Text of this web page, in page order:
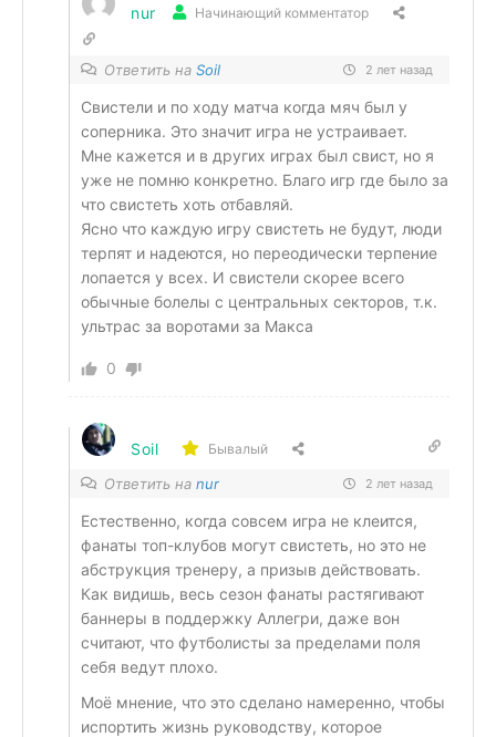
nur Начинающий комментатор
Ответить на Soil 2 лет назад
Свистели и по ходу матча когда мяч был у
соперника. Это значит игра не устраивает.
Мне кажется и в других играх был свист, но я
уже не помню конкретно. Благо игр где было за
что свистеть хоть отбавляй.
Ясно что каждую игру свистеть не будут, люди
терпят и надеются, но переодически терпение
лопается у всех. И свистели скорее всего
обычные болелы с центральных секторов, т.к.
ультрас за воротами за Макса
0
Soil Бывалый
Ответить на nur 2 лет назад
Естественно, когда совсем игра не клеится,
фанаты топ-клубов могут свистеть, но это не
абструкция тренеру, а призыв действовать.
Как видишь, весь сезон фанаты растягивают
баннеры в поддержку Аллегри, даже вон
считают, что футболисты за пределами поля
себя ведут плохо.
Моё мнение, что это сделано намеренно, чтобы
испортить жизнь руководству, которое